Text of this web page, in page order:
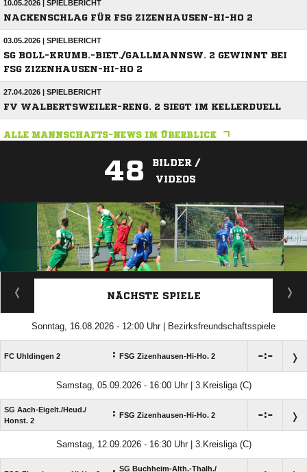
10.05.2026 | SPIELBERICHT
NACKENSCHLAG FÜR FSG ZIZENHAUSEN-HI-HO 2
03.05.2026 | SPIELBERICHT
SG BOLL-KRUMB.-BIET./GALLMANNSW. 2 GEWINNT BEI
FSG ZIZENHAUSEN-HI-HO 2
27.04.2026 | SPIELBERICHT
FV WALBERTSWEILER-RENG. 2 SIEGT IM KELLERDUELL
ALLE MANNSCHAFTS-NEWS IM ÜBERBLICK
48
BILDER /
VIDEOS
ANZEIGE
NÄCHSTE SPIELE
Sonntag, 16.08.2026 - 12:00 Uhr | Bezirksfreundschaftsspiele
FC Uhldingen 2 : FSG Zizenhausen-Hi-Ho. 2 :
Samstag, 05.09.2026 - 16:00 Uhr | 3.Kreisliga (C)
SG Aach-Eigelt./​Heud./​
Honst. 2
: FSG Zizenhausen-Hi-Ho. 2 :
Samstag, 12.09.2026 - 16:30 Uhr | 3.Kreisliga (C)
SG Buchheim-Alth.-Thalh./​